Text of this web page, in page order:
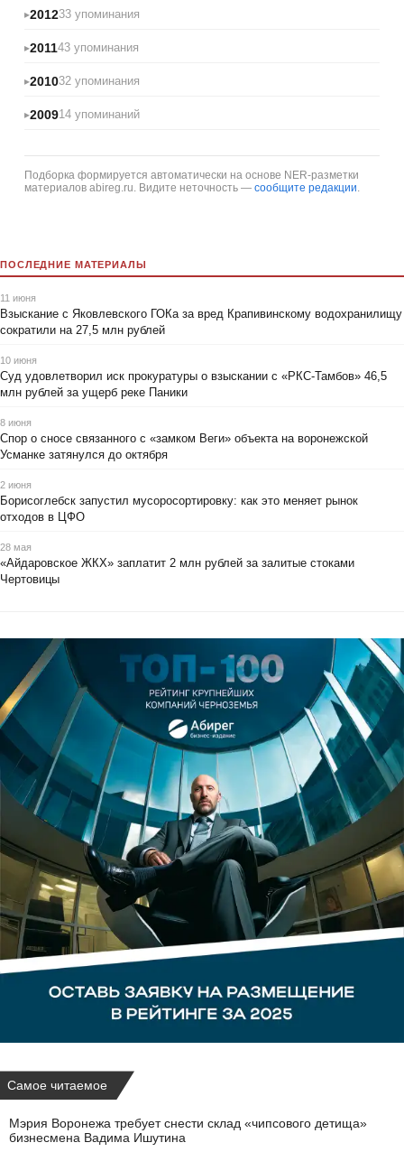
201233 упоминания
201143 упоминания
201032 упоминания
200914 упоминаний
Подборка формируется автоматически на основе NER-разметки
материалов abireg.ru. Видите неточность — сообщите редакции
ПОСЛЕДНИЕ МАТЕРИАЛЫ
11 июня
Взыскание с Яковлевского ГОКа за вред Крапивинскому водохранилищу
сократили на 27,5 млн рублей
10 июня
Суд удовлетворил иск прокуратуры о взыскании с «РКС-Тамбов» 46,5
млн рублей за ущерб реке Паники
8 июня
Спор о сносе связанного с «замком Веги» объекта на воронежской
Усманке затянулся до октября
2 июня
Борисоглебск запустил мусоросортировку: как это меняет рынок
отходов в ЦФО
28 мая
«Айдаровское ЖКХ» заплатит 2 млн рублей за залитые стоками
Чертовицы
Самое читаемое
Мэрия Воронежа требует снести склад «чипсового детища»
бизнесмена Вадима Ишутина